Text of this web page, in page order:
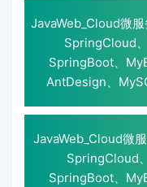
JavaWeb_Cloud微
SpringCloud
SpringBoot、
AntDesign、
JavaWeb_Cloud微
SpringCloud
SpringBoot、